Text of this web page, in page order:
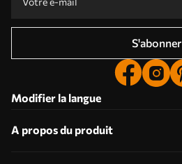
S'abonner
Modifier la langue
A propos du produit